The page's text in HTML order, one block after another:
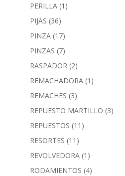
PERILLA (1)
PIJAS (36)
PINZA (17)
PINZAS (7)
RASPADOR (2)
REMACHADORA (1)
REMACHES (3)
REPUESTO MARTILLO (3)
REPUESTOS (11)
RESORTES (11)
REVOLVEDORA (1)
RODAMIENTOS (4)